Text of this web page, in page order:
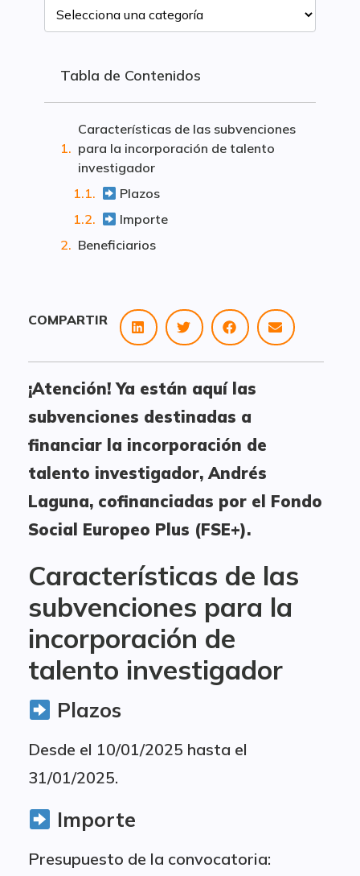
COMPARTIR
¡Atención! Ya están aquí las
subvenciones destinadas a
financiar la incorporación de
talento investigador, Andrés
Laguna, cofinanciadas por el Fondo
Social Europeo Plus (FSE+).
Características de las
subvenciones para la
incorporación de
talento investigador
Plazos
Desde el 10/01/2025 hasta el
31/01/2025.
Importe
Presupuesto de la convocatoria:
Tabla de Contenidos
Características de las subvenciones
para la incorporación de talento
investigador
Plazos
Importe
Beneficiarios